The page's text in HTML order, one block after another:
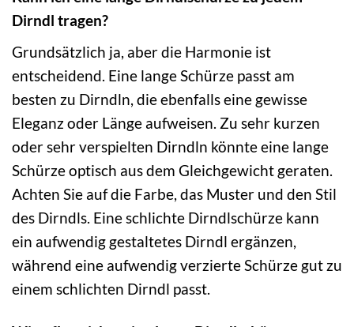
Dirndl tragen?
Grundsätzlich ja, aber die Harmonie ist
entscheidend. Eine lange Schürze passt am
besten zu Dirndln, die ebenfalls eine gewisse
Eleganz oder Länge aufweisen. Zu sehr kurzen
oder sehr verspielten Dirndln könnte eine lange
Schürze optisch aus dem Gleichgewicht geraten.
Achten Sie auf die Farbe, das Muster und den Stil
des Dirndls. Eine schlichte Dirndlschürze kann
ein aufwendig gestaltetes Dirndl ergänzen,
während eine aufwendig verzierte Schürze gut zu
einem schlichten Dirndl passt.